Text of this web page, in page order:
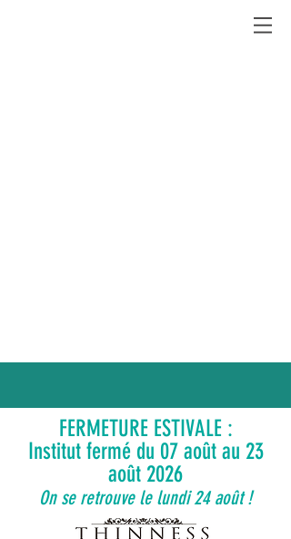
FERMETURE ESTIVALE :
Institut fermé du 07 août au 23
août 2026
On se retrouve le lundi 24 août !